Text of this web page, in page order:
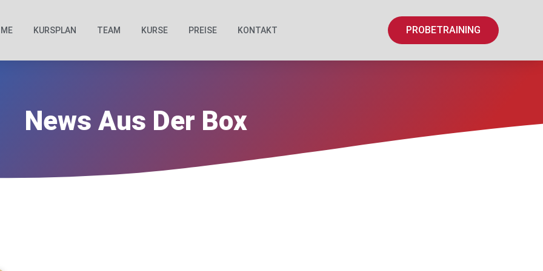
KURSPLAN TEAM KURSE PREISE KONTAKT PROBETRAINING
News Aus Der Box